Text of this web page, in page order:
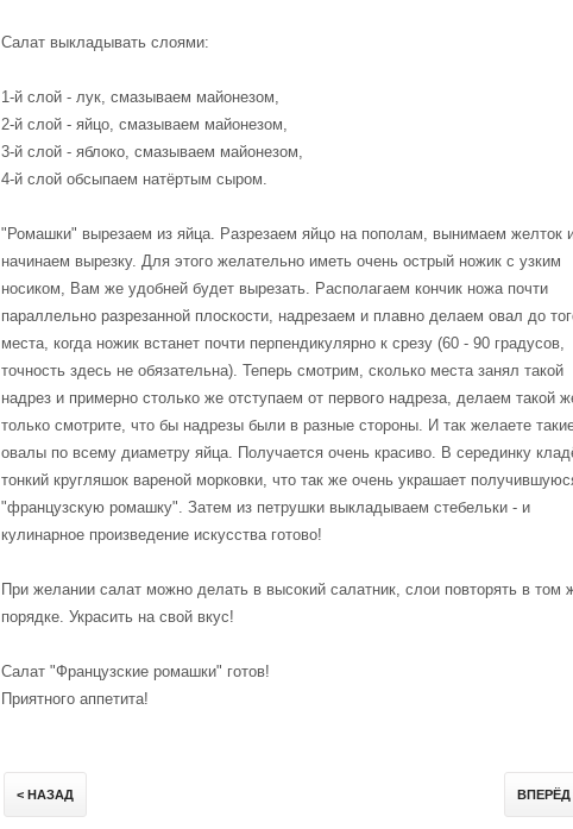
Салат выкладывать слоями:
1-й слой - лук, смазываем майонезом,
2-й слой - яйцо, смазываем майонезом,
3-й слой - яблоко, смазываем майонезом,
4-й слой обсыпаем натёртым сыром.
"Ромашки" вырезаем из яйца. Разрезаем яйцо на пополам, вынимаем желток
начинаем вырезку. Для этого желательно иметь очень острый ножик с узким
носиком, Вам же удобней будет вырезать. Располагаем кончик ножа почти
параллельно разрезанной плоскости, надрезаем и плавно делаем овал до
места, когда ножик встанет почти перпендикулярно к срезу (60 - 90 градусов,
точность здесь не обязательна). Теперь смотрим, сколько места занял такой
надрез и примерно столько же отступаем от первого надреза, делаем такой
только смотрите, что бы надрезы были в разные стороны. И так желаете
овалы по всему диаметру яйца. Получается очень красиво. В серединку
тонкий кругляшок вареной морковки, что так же очень украшает
"французскую ромашку". Затем из петрушки выкладываем стебельки - и
кулинарное произведение искусства готово!
При желании салат можно делать в высокий салатник, слои повторять в том
порядке. Украсить на свой вкус!
Салат "Французские ромашки" готов!
Приятного аппетита!
< НАЗАД ВПЕРЁД